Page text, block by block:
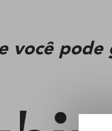
você pode